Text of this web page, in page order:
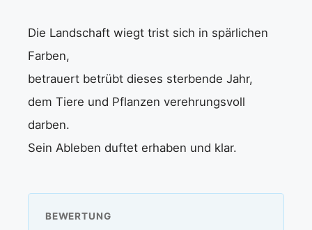
Die Landschaft wiegt trist sich in spärlichen
Farben,
betrauert betrübt dieses sterbende Jahr,
dem Tiere und Pflanzen verehrungsvoll
darben.
Sein Ableben duftet erhaben und klar.
BEWERTUNG